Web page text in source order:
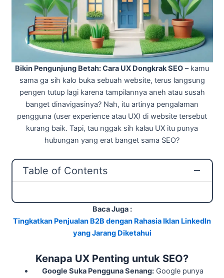
Bikin Pengunjung Betah: Cara UX Dongkrak SEO – kamu
sama ga sih kalo buka sebuah website, terus langsung
pengen tutup lagi karena tampilannya aneh atau susah
banget dinavigasinya? Nah, itu artinya pengalaman
pengguna (user experience atau UX) di website tersebut
kurang baik. Tapi, tau nggak sih kalau UX itu punya
hubungan yang erat banget sama SEO?
Table of Contents
Baca Juga :
Tingkatkan Penjualan B2B dengan Rahasia Iklan LinkedIn
yang Jarang Diketahui
Kenapa UX Penting untuk SEO?
Google Suka Pengguna Senang: Google punya